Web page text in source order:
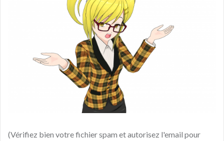
(Vérifiez bien votre fichier spam et autorisez l'email pour